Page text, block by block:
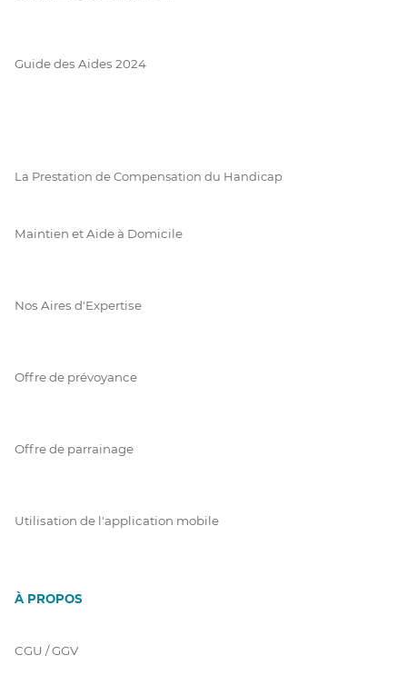
Guide des Aides 2024
La Prestation de Compensation du Handicap
Maintien et Aide à Domicile
Nos Aires d'Expertise
Offre de prévoyance
Offre de parrainage
Utilisation de l'application mobile
À PROPOS
CGU / GGV